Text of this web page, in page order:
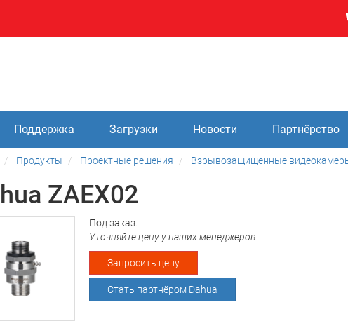
Поддержка Загрузки Новости Партнёрство
Продукты Проектные решения Взрывозащищенные
ZAEX02
Под заказ.
Уточняйте цену у наших менеджеров
Запросить цену
Стать партнёром Dahua